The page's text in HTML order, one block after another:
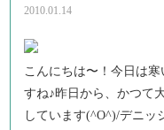
2010.01.14
こんにちは〜！今日は
すね♪昨日から、かつて
しています(^O^)/デニッ